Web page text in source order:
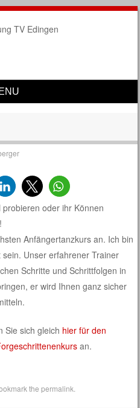
oder ihr Können
Anfängertanzkurs an. Ich bin
Unser erfahrener Trainer
Schritte und Schrittfolgen in
er wird Ihnen ganz sicher
Sie sich gleich hier für den
an.
thepermalink